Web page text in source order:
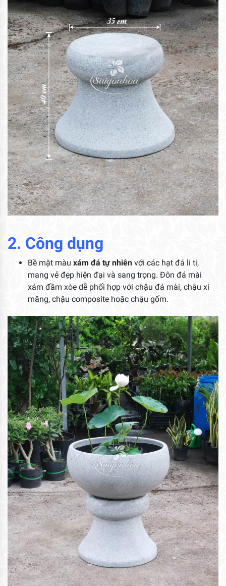
2. Công dụng
Bề mặt màu xám đá tự nhiên với các hạt đá li ti,
mang vẻ đẹp hiện đại và sang trọng. Đôn đá mài
xám đầm xòe dễ phối hợp với chậu đá mài, chậu xi
măng, chậu composite hoặc chậu gốm.